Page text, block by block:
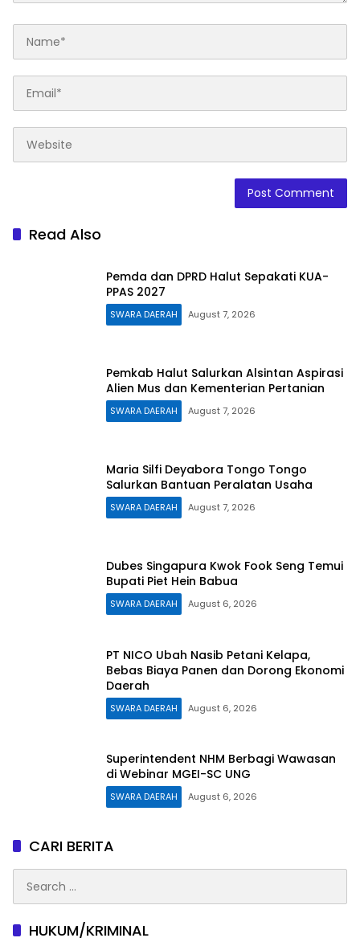
Read Also
Pemda dan DPRD Halut Sepakati KUA-
PPAS 2027
SWARA DAERAH August 7, 2026
Pemkab Halut Salurkan Alsintan Aspirasi
Alien Mus dan Kementerian Pertanian
SWARA DAERAH August 7, 2026
Maria Silfi Deyabora Tongo Tongo
Salurkan Bantuan Peralatan Usaha
SWARA DAERAH August 7, 2026
Dubes Singapura Kwok Fook Seng Temui
Bupati Piet Hein Babua
SWARA DAERAH August 6, 2026
PT NICO Ubah Nasib Petani Kelapa,
Bebas Biaya Panen dan Dorong Ekonomi
Daerah
SWARA DAERAH August 6, 2026
Superintendent NHM Berbagi Wawasan
di Webinar MGEI-SC UNG
SWARA DAERAH August 6, 2026
CARI BERITA
for:
HUKUM/KRIMINAL